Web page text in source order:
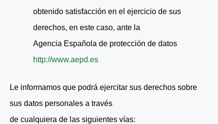
obtenido satisfacción en el ejercicio de sus
derechos, en este caso, ante la
Agencia Española de protección de datos
http://www.aepd.es
Le informamos que podrá ejercitar sus derechos sobre
sus datos personales a través
de cualquiera de las siguientes vías: